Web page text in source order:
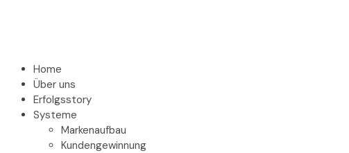
Home
Über uns
Erfolgsstory
Systeme
Markenaufbau
Kundengewinnung